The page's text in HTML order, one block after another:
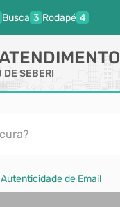
Busca Rodapé
DE SEBERI
Autenticidade de Email